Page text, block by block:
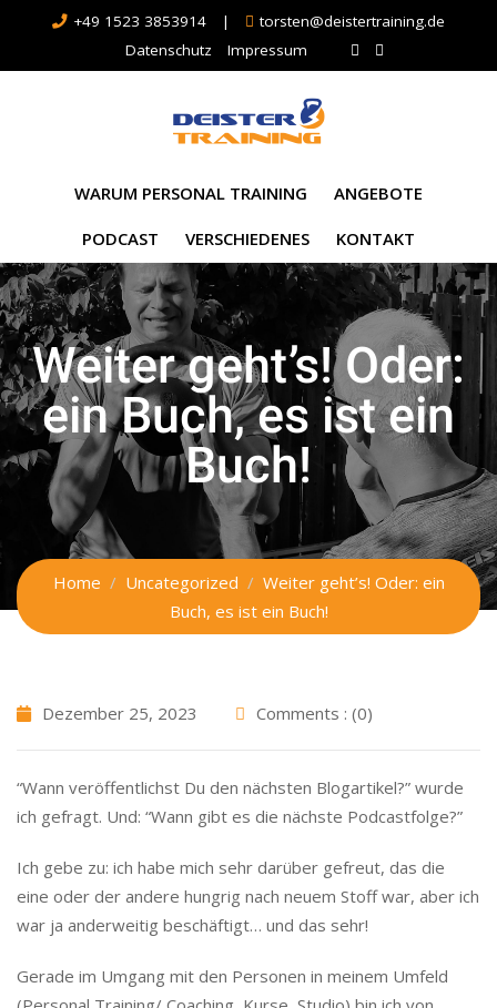
+49 1523 3853914 |
torsten@deistertraining.de
Datenschutz
Impressum
WARUM PERSONAL TRAINING ANGEBOTE
PODCAST VERSCHIEDENES KONTAKT
Weiter geht’s! Oder:
ein Buch, es ist ein
Buch!
Home Uncategorized
Weiter geht’s! Oder: ein
Buch, es ist ein Buch!
Dezember 25, 2023 Comments : (0)
“Wann veröffentlichst Du den nächsten Blogartikel?” wurde
ich gefragt. Und: “Wann gibt es die nächste Podcastfolge?”
Ich gebe zu: ich habe mich sehr darüber gefreut, das die
eine oder der andere hungrig nach neuem Stoff war, aber ich
war ja anderweitig beschäftigt… und das sehr!
Gerade im Umgang mit den Personen in meinem Umfeld